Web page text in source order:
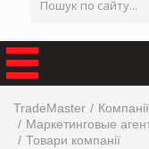
TradeMaster Компанії
Маркетинговые
Товари компанії